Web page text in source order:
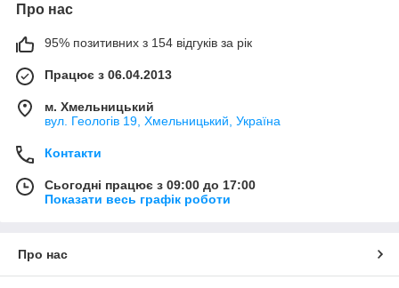
Про нас
95% позитивних з 154 відгуків за рік
Працює з 06.04.2013
м. Хмельницький
вул. Геологів 19, Хмельницький, Україна
Контакти
Сьогодні працює з 09:00 до 17:00
Показати весь графік роботи
Про нас